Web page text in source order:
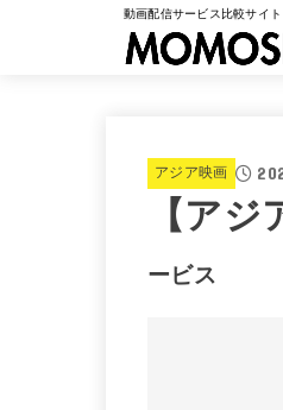
動画配信サービス比較サイト
アジア映画
【ア
ービス